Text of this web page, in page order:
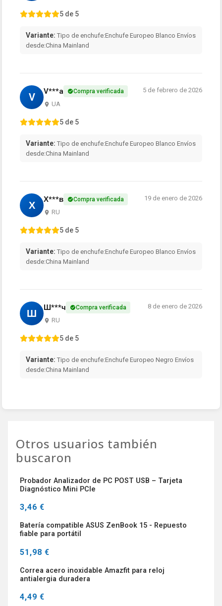
5 de 5
Variante: Tipo de enchufe:Enchufe Europeo Blanco Envíos
desde:China Mainland
V V***a Compra verificada
UA
5 de febrero de 2026
5 de 5
Variante: Tipo de enchufe:Enchufe Europeo Blanco Envíos
desde:China Mainland
Х Х***в Compra verificada
RU
19 de enero de 2026
5 de 5
Variante: Tipo de enchufe:Enchufe Europeo Blanco Envíos
desde:China Mainland
Ш Ш***ч Compra verificada
RU
8 de enero de 2026
5 de 5
Variante: Tipo de enchufe:Enchufe Europeo Negro Envíos
desde:China Mainland
Otros usuarios también
buscaron
Probador Analizador de PC POST USB – Tarjeta
Diagnóstico Mini PCIe
3,46 €
Batería compatible ASUS ZenBook 15 - Repuesto
fiable para portátil
51,98 €
Correa acero inoxidable Amazfit para reloj
antialergia duradera
4,49 €